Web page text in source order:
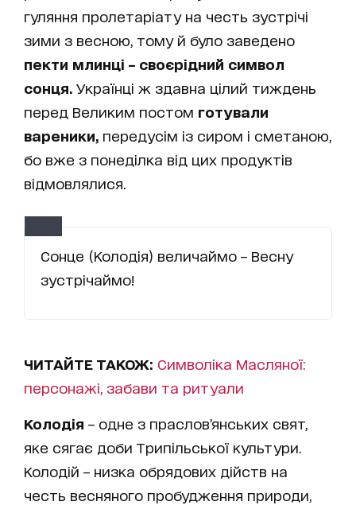
гуляння пролетаріату на честь зустрічі
зими з весною, тому й було заведено
пекти млинці – своєрідний символ
сонця. Українці ж здавна цілий тиждень
перед Великим постом готували
вареники, передусім із сиром і сметаною,
бо вже з понеділка від цих продуктів
відмовлялися.
Сонце (Колодія) величаймо – Весну
зустрічаймо!
ЧИТАЙТЕ ТАКОЖ: Символіка Масляної:
персонажі, забави та ритуали
Колодія – одне з праслов’янських свят,
яке сягає доби Трипільської культури.
Колодій – низка обрядових дійств на
честь весняного пробудження природи,